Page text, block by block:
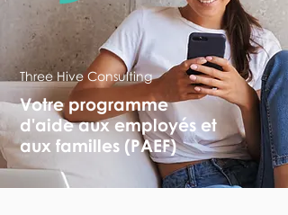
Three Hive Consulting
Votre programme
d'aide aux employés et
aux familles (PAEF)